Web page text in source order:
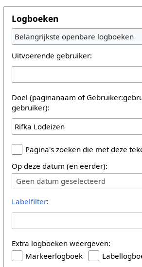
Logboeken
Belangrijkste openbare logboeken
Uitvoerende gebruiker:
Doel (paginanaam of
gebruiker):
Pagina's zoeken die met deze
Op deze datum (en eerder):
Geen datum geselecteerd
Labelfilter:
Extra logboeken weergeven:
Markeerlogboek